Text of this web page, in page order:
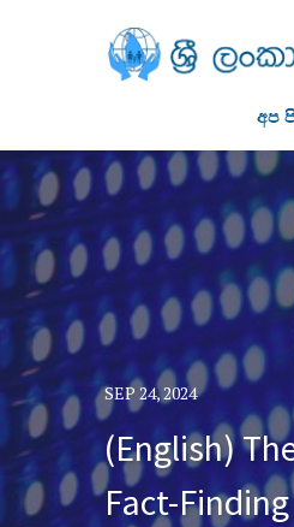
අප
SEP 24, 2024
(English)
Fact-